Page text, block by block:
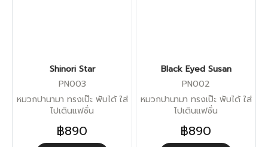
Shinori Star
PN003
หมวกปานามา ทรงเป๊ะ พับได้ ใส่
ไปเดินแฟชั่น
฿890
Black Eyed Susan
PN002
หมวกปานามา ทรงเป๊ะ พับได้ ใส่
ไปเดินแฟชั่น
฿890